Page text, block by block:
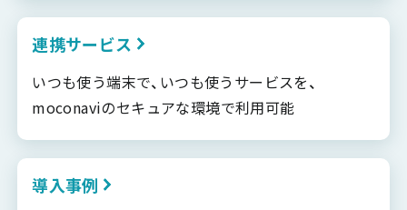
連携サービス
いつも使う端末で、いつも使うサービスを、
moconaviのセキュアな環境で利用可能
導入事例